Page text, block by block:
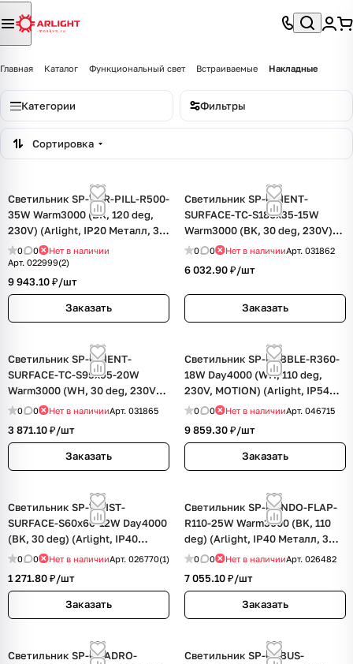
Главная Каталог Функциональный свет Встраиваемые Накладные
Категории Фильтры
Сортировка
Светильник SP-TOR-PILL-R500-
35W Warm3000 (BK, 120 deg,
230V) (Arlight, IP20 Металл, 3
года)
0 0
Нет в наличии
Арт. 022999(2)
9 943.10 ₽/шт
Заказать
Светильник SP-ORIENT-
SURFACE-TC-S186x35-15W
Warm3000 (BK, 30 deg, 230V)
(Arlight, IP20 Металл, 5 лет)
0 0 Нет в наличииАрт. 031862
6 032.90 ₽/шт
Заказать
Светильник SP-ORIENT-
SURFACE-TC-S95x95-20W
Warm3000 (WH, 30 deg, 230V)
(Arlight, IP20 Металл, 5 лет)
0 0 Нет в наличииАрт. 031865
3 871.10 ₽/шт
Заказать
Светильник SP-BUBBLE-R360-
18W Day4000 (WH, 110 deg,
230V, MOTION) (Arlight, IP54
Металл, 3 года)
0 0 Нет в наличииАрт. 046715
9 859.30 ₽/шт
Заказать
Светильник SP-TWIST-
SURFACE-S60x60-12W Day4000
(BK, 30 deg) (Arlight, IP40
Металл, 3 года)
0 0 Нет в наличииАрт. 026770(1)
1 271.80 ₽/шт
Заказать
Светильник SP-RONDO-FLAP-
R110-25W Warm3000 (BK, 110
deg) (Arlight, IP40 Металл, 3
года)
0 0 Нет в наличииАрт. 026482
7 055.10 ₽/шт
Заказать
Светильник SP-QUADRO-
Светильник SP-CUBUS-